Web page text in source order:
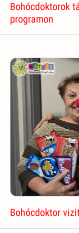
Bohócdoktorok
programon
Bohócdoktor